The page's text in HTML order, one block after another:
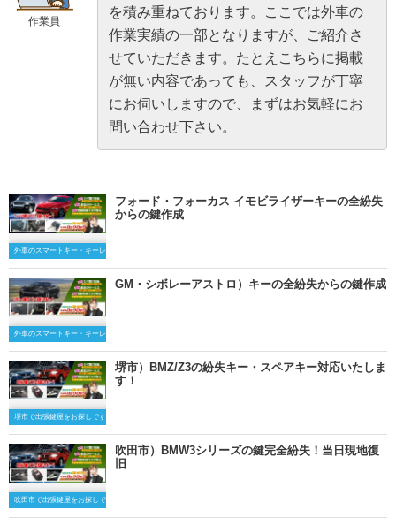
作業員
を積み重ねております。ここでは外車の
作業実績の一部となりますが、ご紹介さ
せていただきます。たとえこちらに掲載
が無い内容であっても、スタッフが丁寧
にお伺いしますので、まずはお気軽にお
問い合わせ下さい。
外車のスマートキー・キーレスキー
フォード・フォーカス イモビライザーキーの全紛失
からの鍵作成
外車のスマートキー・キーレスキー
GM・シボレーアストロ）キーの全紛失からの鍵作成
堺市で出張鍵屋をお探しですか？
堺市）BMZ/Z3の紛失キー・スペアキー対応いたしま
す！
吹田市で出張鍵屋をお探しですか？
吹田市）BMW3シリーズの鍵完全紛失！当日現地復
旧